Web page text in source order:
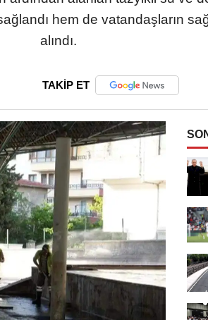
hem de vatandaşların
alındı.
TAKİP ET